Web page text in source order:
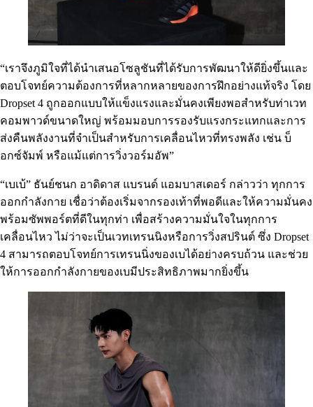
“เราจึงภูมิใจที่ได้นำเสนอโซลูชันที่ได้รับการพัฒนาให้ดียิ่งขึ้นและ
ตอบโจทย์ความต้องการที่หลากหลายของการฝึกอย่างแท้จริง โดย
Dropset 4 ถูกออกแบบให้แข็งแรงและมั่นคงเพียงพอสำหรับท่าเวท
คอมพาวด์ขนาดใหญ่ พร้อมมอบการรองรับแรงกระแทกและการ
ส่งคืนพลังงานที่จำเป็นสำหรับการเคลื่อนไหวที่ทรงพลัง เช่น บ็
อกซ์จัมพ์ หรือแม้แต่การวิ่งวอร์มอัพ”
“เบเบ้” ธันย์ชนก อาดิดาส แบรนด์ แอมบาสเดอร์ กล่าวว่า ทุกการ
ออกกำลังกาย เชื่อว่าต้องเริ่มจากรองเท้าที่พอดีและให้ความมั่นคง
พร้อมซัพพอร์ตที่ดีในทุกท่า เพื่อสร้างความมั่นใจในทุกการ
เคลื่อนไหว ไม่ว่าจะเป็นเวทเทรนนิงหรือการวิ่งสปรินต์ ซึ่ง Dropset
4 สามารถตอบโจทย์การเทรนนิ่งของเบได้อย่างครบถ้วน และช่วย
ให้การออกกำลังกายของเบมีประสิทธิภาพมากยิ่งขึ้น